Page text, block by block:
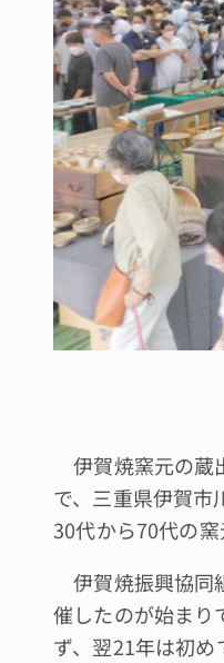
伊賀焼窯元の蔵
で、三重県伊賀市
30代から70代の
伊賀焼振興協同
催したのが始まり
ず、翌21年は初